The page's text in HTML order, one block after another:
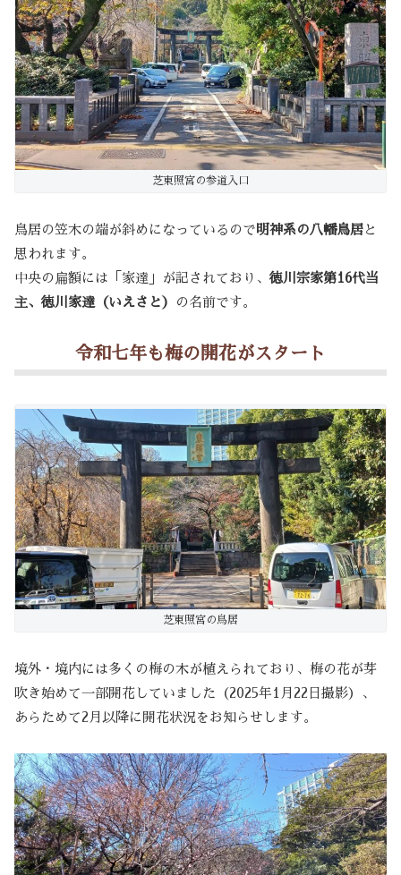
芝東照宮の参道入口
鳥居の笠木の端が斜めになっているので明神系の八幡鳥居 と
思われます。
中央の扁額には「家達」が記されており、 徳川宗家第16代当
主、徳川家達（いえさと）
の名前です。
令和七年も梅の開花がスタート
芝東照宮の鳥居
境外・境内には多くの梅の木が植えられており、梅の花が芽
吹き始めて一部開花していました（2025年1月22日撮影）、
あらためて2月以降に開花状況をお知らせします。